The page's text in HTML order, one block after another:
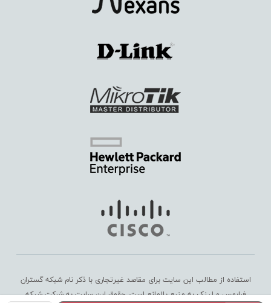
استفاده از مطالب این سایت برای مقاصد غیرتجاری با ذکر نام شبکه گستران
فرابورس و لینک به منبع بلامانع است. حقوق این سایت بهشرکت شبکه